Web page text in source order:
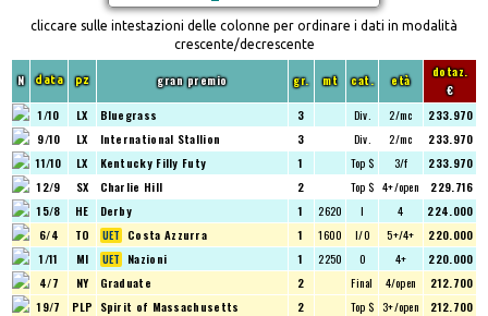
cliccare sulle intestazioni delle colonne per ordinare i dati in modalità
crescente/decrescente
N data pz gran premio gr. mt cat. età
dotaz.
€
1/10 LX Bluegrass 3 Div. 2/mc
233.970
9/10
LX International Stallion 3 Div. 2/mc
233.970
11/10
LX Kentucky Filly Futy 1 Top $ 3/f
233.970
12/9
SX Charlie Hill 2 Top $ 4+/open
229.716
15/8
HE Derby 1 2620 I 4
224.000
6/4
TO Costa Azzurra 1 1600 I/O 5+/4+
220.000
1/11
MI Nazioni 1 2250 O 4+
220.000
4/7
NY Graduate 2 Final 4/open
212.700
19/7
PLP Spirit of Massachusetts 2 Top $ 3+/open
212.700